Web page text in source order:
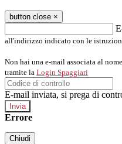
button close ×
all'indirizzo indicato con le
Non hai una e-mail associata al
tramite la Login Spaggiari
E-mail inviata, si prega di
Errore
Chiudi